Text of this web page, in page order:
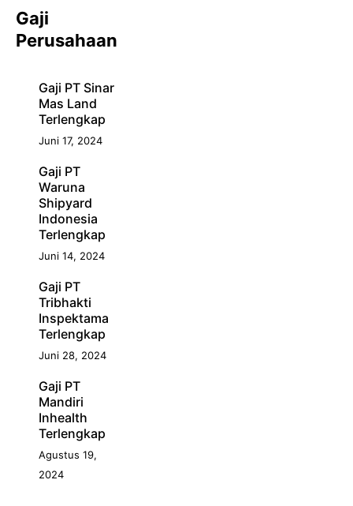
Gaji
Perusahaan
Gaji PT Sinar
Mas Land
Terlengkap
Juni 17, 2024
Gaji PT
Waruna
Shipyard
Indonesia
Terlengkap
Juni 14, 2024
Gaji PT
Tribhakti
Inspektama
Terlengkap
Juni 28, 2024
Gaji PT
Mandiri
Inhealth
Terlengkap
Agustus 19,
2024